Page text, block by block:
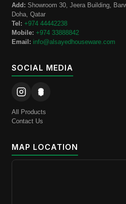
Add: Showroom 30, Jeera Building,
Doha, Qatar
Tel: +974 44442238
Mobile: +974 33888842
Email: info@alsayedhouseware.com
SOCIAL MEDIA
All Products
Contact Us
MAP LOCATION